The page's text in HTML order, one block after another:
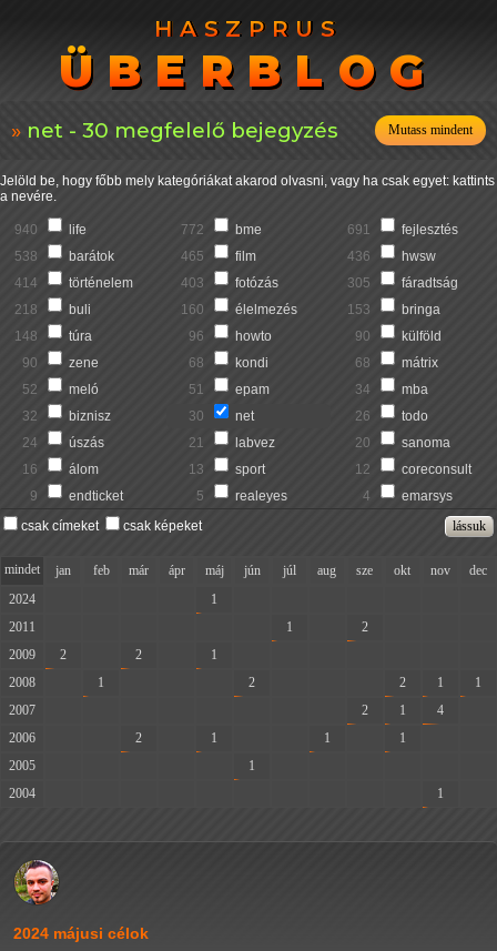
HASZPRUS
ÜBERBLOG
HASZPRUS
ÜBERBLOG
net - 30 megfelelő bejegyzés Mutass mindent
Jelöld be, hogy főbb mely kategóriákat akarod olvasni, vagy ha csak egyet: kattints
a nevére.
940 life 772 bme 691
fejlesztés
538
barátok 465 film 436
hwsw
414
történelem 403 fotózás 305
fáradtság
218
buli 160 élelmezés 153
bringa
148
túra 96 howto 90
külföld
90
zene 68 kondi 68
mátrix
52
meló 51 epam 34
mba
32
biznisz 30 net 26
todo
24
úszás 21 labvez 20
sanoma
16
álom 13 sport 12
coreconsult
9
endticket 5 realeyes 4
emarsys
csak címeket
csak képeket
mindet jan feb már ápr máj jún júl aug sze okt nov
dec
2024
1
2011
1 2
2009
2 2 1
2008
1 2 2 1
1
2007
2 1 4
2006
2 1 1 1
2005
1
2004
1
2024 májusi célok